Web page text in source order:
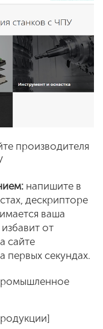
производителя
напишите в
дескрипторе
ваша
от
сайте
первых секундах.